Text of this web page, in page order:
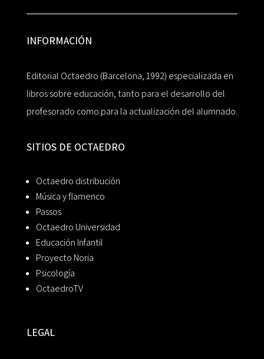
INFORMACIÓN
Editorial Octaedro (Barcelona, 1992) especializada en
libros sobre educación, tanto para el desarrollo del
profesorado como para la actualización del alumnado.
SITIOS DE OCTAEDRO
Octaedro distribución
Música y flamenco
Passos
Octaedro Universidad
Educación Infantil
Proyecto Noria
Psicología
OctaedroTV
LEGAL